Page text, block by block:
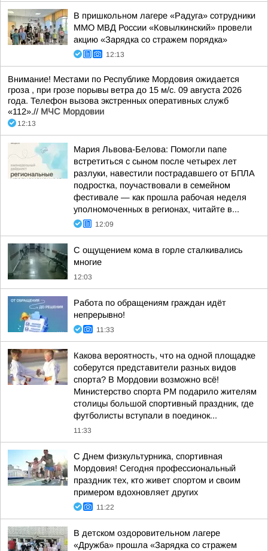
В пришкольном лагере «Радуга» сотрудники
ММО МВД России «Ковылкинский» провели
акцию «Зарядка со стражем порядка»
12:13
Внимание! Местами по Республике Мордовия ожидается
гроза , при грозе порывы ветра до 15 м/с. 09 августа 2026
года. Телефон вызова экстренных оперативных служб
«112».// МЧС Мордовии
12:13
Мария Львова-Белова: Помогли папе
встретиться с сыном после четырех лет
разлуки, навестили пострадавшего от БПЛА
подростка, поучаствовали в семейном
фестивале — как прошла рабочая неделя
уполномоченных в регионах, читайте в...
12:09
С ощущением кома в горле сталкивались
многие
12:03
Работа по обращениям граждан идёт
непрерывно!
11:33
Какова вероятность, что на одной площадке
соберутся представители разных видов
спорта? В Мордовии возможно всё!
Министерство спорта РМ подарило жителям
столицы большой спортивный праздник, где
футболисты вступали в поединок...
11:33
С Днем физкультурника, спортивная
Мордовия! Сегодня профессиональный
праздник тех, кто живет спортом и своим
примером вдохновляет других
11:22
В детском оздоровительном лагере
«Дружба» прошла «Зарядка со стражем